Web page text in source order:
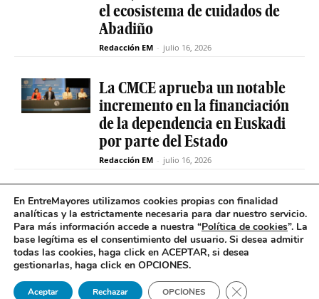
el ecosistema de cuidados de
Abadiño
Redacción EM - julio 16, 2026
La CMCE aprueba un notable
incremento en la financiación
de la dependencia en Euskadi
por parte del Estado
Redacción EM - julio 16, 2026
El servicio de teleasistencia
betiON prueba un nuevo
sistema de mensajes de voz
para avisos excepcionales
En EntreMayores utilizamos cookies propias con finalidad
analíticas y la estrictamente necesaria para dar nuestro servicio.
Para más información accede a nuestra “Política de cookies”. La
base legítima es el consentimiento del usuario. Si desea admitir
todas las cookies, haga click en ACEPTAR, si desea
gestionarlas, haga click en OPCIONES.
Aceptar Rechazar OPCIONES Cerrar el banner